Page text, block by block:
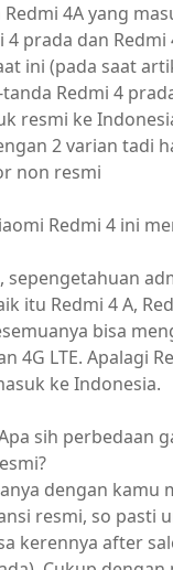
Redmi 4A yang
4 prada dan Redmi
ini (pada saat
Redmi 4
resmi ke
2 varian tadi
non resmi
Redmi 4 ini
sepengetahuan
itu Redmi 4 A,
bisa
4G LTE. Apalagi
ke Indonesia.
sih perbedaan
dengan kamu
resmi, so pasti
kerennya after